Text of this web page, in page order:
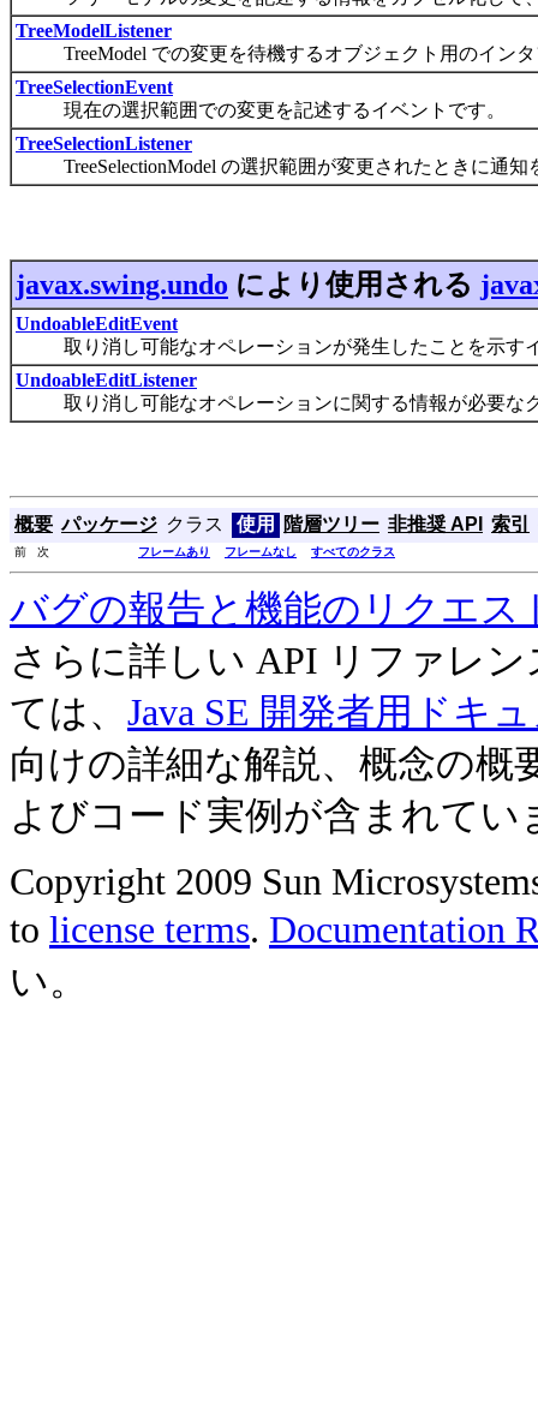
TreeModelListener
TreeModel での変更を待機するオブジェクト用のインタ
TreeSelectionEvent
現在の選択範囲での変更を記述するイベントです。
TreeSelectionListener
TreeSelectionModel の選択範囲が変更されたときに通知
javax.swing.undo により使用される
UndoableEditEvent
取り消し可能なオペレーションが発生したことを示す
UndoableEditListener
取り消し可能なオペレーションに関する情報が必要な
概要 パッケージ クラス 使用 階層ツリー 非推奨 API 索引
前 次 フレームあり フレームなし すべてのクラス
バグの報告と機能のリクエス
さらに詳しい API リファレ
ては、 Java SE 開発者用ドキ
向けの詳細な解説、概念の概
よびコード実例が含まれてい
Copyright 2009 Sun
to license terms. Documentation
い。